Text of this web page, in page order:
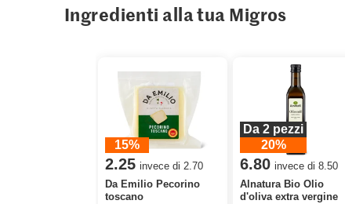
Ingredienti alla tua Migros
15%
2.25 invece di 2.70
Da Emilio Pecorino
toscano
Da 2 pezzi
20%
6.80 invece di 8.50
Alnatura Bio Olio
d'oliva extra vergine